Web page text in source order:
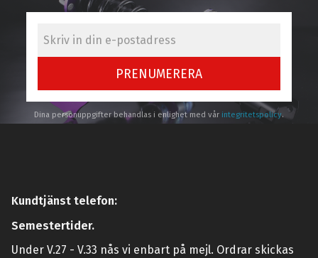
PRENUMERERA
Dina personuppgifter behandlas i enlighet med vår integritetspolicy.
Kundtjänst telefon:
Semestertider.
Under V.27 - V.33 nås vi enbart på mejl. Ordrar skickas